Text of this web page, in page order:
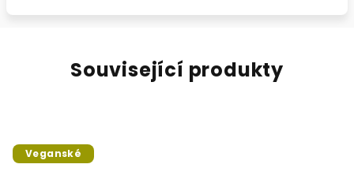
Související produkty
Veganské